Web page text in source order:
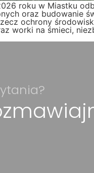
roku w Miastku
oraz budowanie
ochrony
worki na śmieci,